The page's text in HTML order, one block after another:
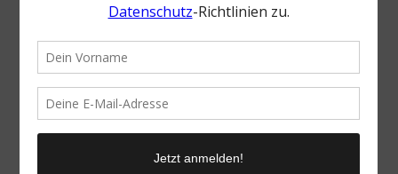
Lounge
9. Mai 2022 /